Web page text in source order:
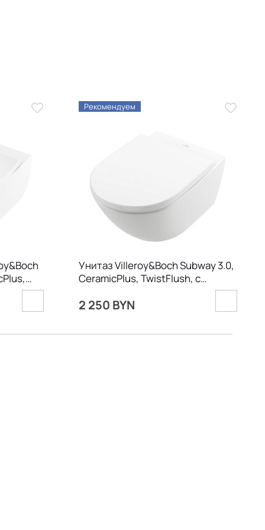
Рекомендуем
Унитаз Villeroy&Boch Subway 3.0,
CeramicPlus, TwistFlush, с
2 250 BYN